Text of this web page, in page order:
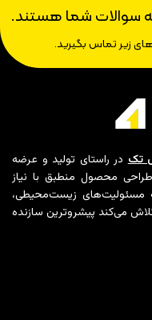
سوالات شما هستند.
زیر تماس بگیرید.
تکدر راستای تولید و عرضه
محصول منطبق با نیاز
مسئولیت‌های زیست‌محیطی،
می‌کند پیشروترین سازنده